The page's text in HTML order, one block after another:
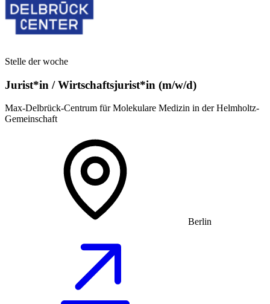
Stelle der woche
Jurist*in / Wirtschafts­jurist*in (m/w/d)
Max-Delbrück-Centrum für Molekulare Medizin in der Helmholtz-
Gemeinschaft
Berlin